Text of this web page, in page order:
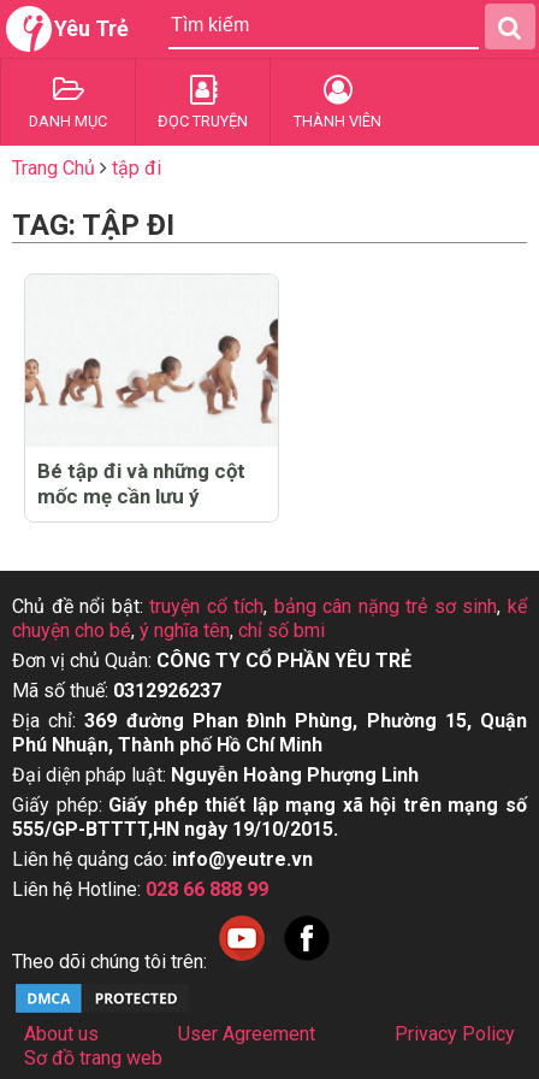
Yêu Trẻ
DANH MỤC ĐỌC TRUYỆN THÀNH VIÊN
Trang Chủ tập đi
TAG: TẬP ĐI
Bé tập đi và những cột
mốc mẹ cần lưu ý
Chủ đề nổi bật:truyện cổ tích, bảng cân nặng trẻ sơ sinh,kể
chuyện cho bé, ý nghĩa tên, chỉ số bmi
Đơn vị chủ Quản: CÔNG TY CỔ PHẦN YÊU TRẺ
Mã số thuế: 0312926237
Địa chỉ:369 đường Phan Đình Phùng, Phường 15, Quận
Phú Nhuận, Thành phố Hồ Chí Minh
Đại diện pháp luật: Nguyễn Hoàng Phượng Linh
Giấy phép: Giấy phép thiết lập mạng xã hội trên mạng số
555/GP-BTTTT,HN ngày 19/10/2015.
Liên hệ quảng cáo: info@yeutre.vn
Liên hệ Hotline: 028 66 888 99
Theo dõi chúng tôi trên:
About us User Agreement
Privacy Policy
Sơ đồ trang web